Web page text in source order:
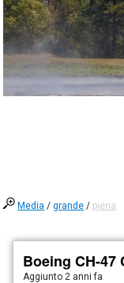
Media /grande / piena
Boeing CH-47
Aggiunto 2 anni fa